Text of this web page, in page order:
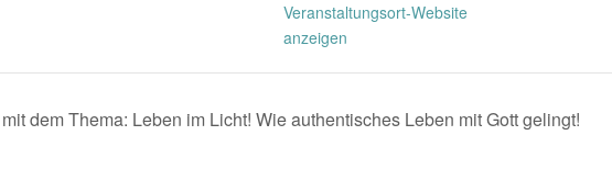
Veranstaltungsort-Website
anzeigen
dem Thema: Leben im Licht! Wie authentisches Leben mit Gott gelingt!